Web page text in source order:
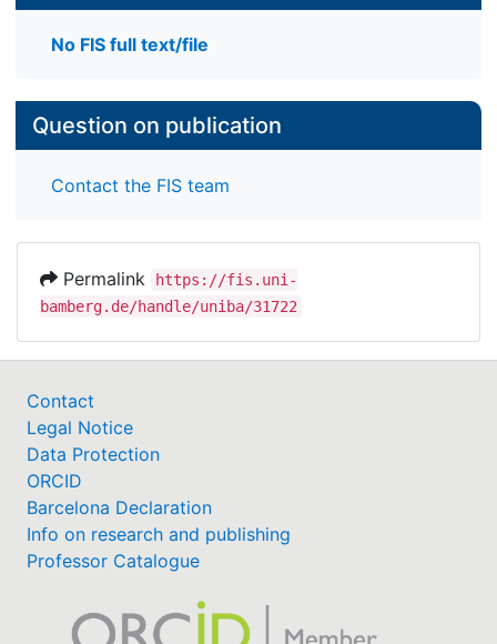
No FIS full text/file
Question on publication
Contact the FIS team
Permalink
https://fis.uni-
bamberg.de/handle/uniba/31722
Contact
Legal Notice
Data Protection
ORCID
Barcelona Declaration
Info on research and publishing
Professor Catalogue